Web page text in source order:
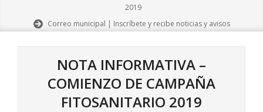
2019
Correo municipal | Inscríbete y recibe noticias y avisos
NOTA INFORMATIVA –
COMIENZO DE CAMPAÑA
FITOSANITARIO 2019